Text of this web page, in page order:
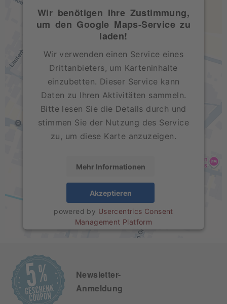
Wir benötigen Ihre Zustimmung,
um den Google Maps-Service zu
laden!
Wir verwenden einen Service eines
Drittanbieters, um Karteninhalte
einzubetten. Dieser Service kann
Daten zu Ihren Aktivitäten sammeln.
Bitte lesen Sie die Details durch und
stimmen Sie der Nutzung des Service
zu, um diese Karte anzuzeigen.
Mehr Informationen
Akzeptieren
powered by Usercentrics Consent
Management Platform
Newsletter-
Anmeldung